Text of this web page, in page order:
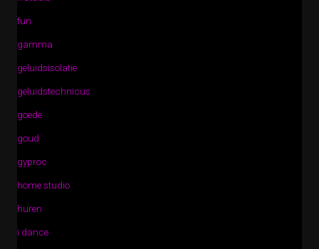
fun
gamma
geluidsisolatie
geluidstechnicus
goede
goud
gyproc
home studio
huren
i dance